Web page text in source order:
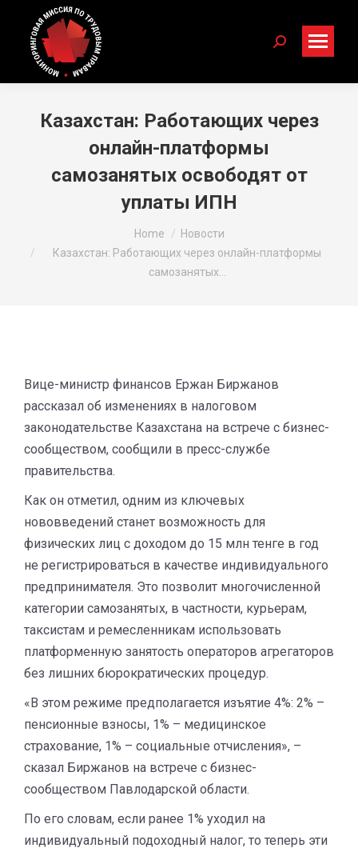
Search:
Казахстан: Работающих через
онлайн-платформы
самозанятых освободят от
уплаты ИПН
Home
Новости
Казахстан: Работающих через онлайн-платформы
самозанятых…
Вице-министр финансов Ержан Биржанов
рассказал об изменениях в налоговом
законодательстве Казахстана на встрече с бизнес-
сообществом, сообщили в пресс-службе
правительства.
Как он отметил, одним из ключевых
нововведений станет возможность для
физических лиц с доходом до 15 млн тенге в год
не регистрироваться в качестве индивидуального
предпринимателя. Это позволит многочисленной
категории самозанятых, в частности, курьерам,
таксистам и ремесленникам использовать
платформенную занятость операторов агрегаторов
без лишних бюрократических процедур.
«В этом режиме предполагается изъятие 4%: 2% –
пенсионные взносы, 1% – медицинское
страхование, 1% – социальные отчисления», –
сказал Биржанов на встрече с бизнес-
сообществом Павлодарской области.
По его словам, если ранее 1% уходил на
индивидуальный подоходный налог, то теперь эти